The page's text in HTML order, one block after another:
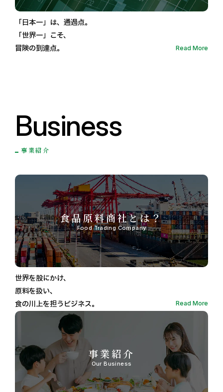
「日本一」は、通過点。
「世界一」こそ、
冒険の到達点。
Read More
Business
事業紹介
食品原料商社とは？
Food Trading Company
世界を股にかけ、
原料を扱い、
食の川上を担うビジネス。
Read More
事業紹介
Our Business